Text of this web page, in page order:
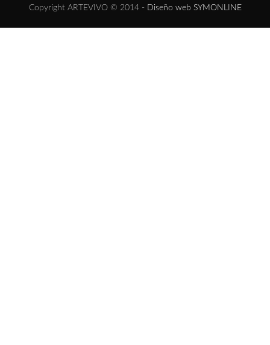
Copyright ARTEVIVO © 2014 - Diseño web SYMONLINE